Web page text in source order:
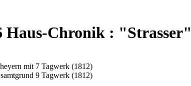
Haus-Chronik : "Strasser"
mit 7 Tagwerk (1812)
9 Tagwerk (1812)